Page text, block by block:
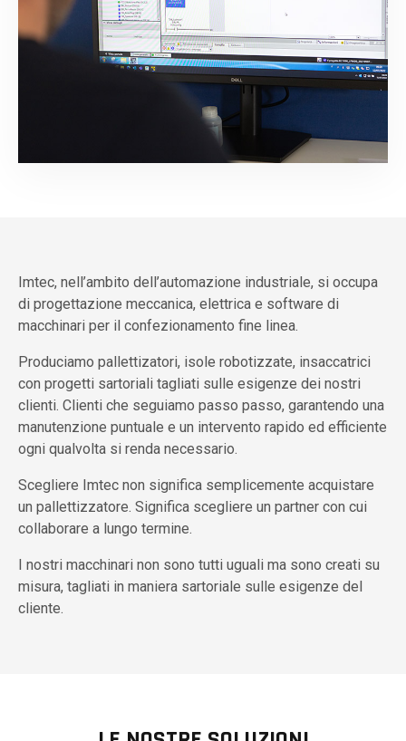
Imtec, nell’ambito dell’automazione industriale, si occupa
di progettazione meccanica, elettrica e software di
macchinari per il confezionamento fine linea.
Produciamo pallettizatori, isole robotizzate, insaccatrici
con progetti sartoriali tagliati sulle esigenze dei nostri
clienti. Clienti che seguiamo passo passo, garantendo una
manutenzione puntuale e un intervento rapido ed efficiente
ogni qualvolta si renda necessario.
Scegliere Imtec non significa semplicemente acquistare
un pallettizzatore. Significa scegliere un partner con cui
collaborare a lungo termine.
I nostri macchinari non sono tutti uguali ma sono creati su
misura, tagliati in maniera sartoriale sulle esigenze del
cliente.